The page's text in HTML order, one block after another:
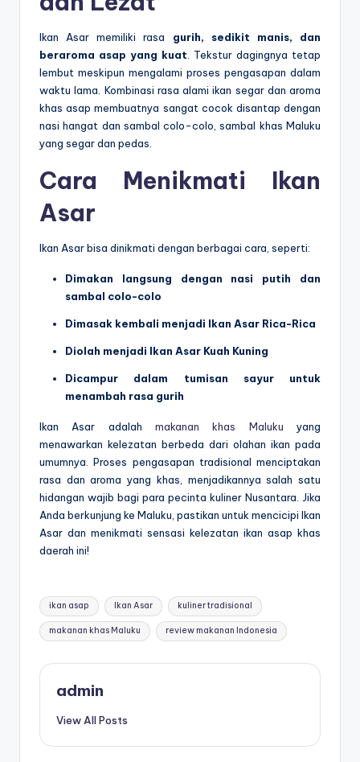
Ikan Asar memiliki rasa gurih, sedikit manis, dan
beraroma asap yang kuat . Tekstur dagingnya tetap
lembut meskipun mengalami proses pengasapan dalam
waktu lama. Kombinasi rasa alami ikan segar dan aroma
khas asap membuatnya sangat cocok disantap dengan
nasi hangat dan sambal colo-colo, sambal khas Maluku
yang segar dan pedas.
Cara Menikmati Ikan
Asar
Ikan Asar bisa dinikmati dengan berbagai cara, seperti:
Dimakan langsung dengan nasi putih dan
sambal colo-colo
Dimasak kembali menjadi Ikan Asar Rica-Rica
Diolah menjadi Ikan Asar Kuah Kuning
Dicampur dalam tumisan sayur untuk
menambah rasa gurih
Ikan Asar adalah makanan khas Maluku yang
menawarkan kelezatan berbeda dari olahan ikan pada
umumnya. Proses pengasapan tradisional menciptakan
rasa dan aroma yang khas, menjadikannya salah satu
hidangan wajib bagi para pecinta kuliner Nusantara. Jika
Anda berkunjung ke Maluku, pastikan untuk mencicipi Ikan
Asar dan menikmati sensasi kelezatan ikan asap khas
daerah ini!
Tags:
ikan asap Ikan Asar kuliner tradisional
makanan khas Maluku review makanan Indonesia
admin
View All Posts